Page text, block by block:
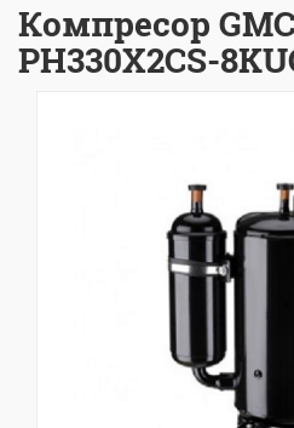
Компресор
PH330X2CS-